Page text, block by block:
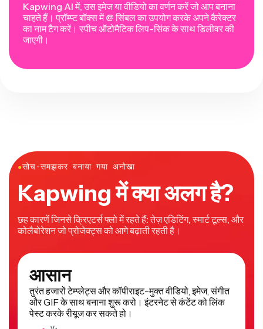
Kapwing AI में, उस इमेज या वीडियो का वर्णन करें जो आप बनाना
चाहते हैं। प्रॉम्प्ट बॉक्स में @ सिंबल का उपयोग करके अपने कैरेक्टर
का नाम टैग करें। स्पीच ऑटोमैटिक लिप-सिंक के साथ डिलीवर की
जाएगी।
●सोच-समझकर बनाया गया अनोखा
Kapwing में क्या अलग है?
छह कारणें जिनसे क्रिएटर्स फ्लो में रहते हैं: तेज़ एडिटिंग, स्मार्ट टूल्स, और
कोलैबोरेशन जो प्रोजेक्ट्स को आगे बढ़ाती रहती है।
आसान
तुरंत हजारों टेम्प्लेट्स और कॉपीराइट-मुक्त वीडियो, इमेज, संगीत
और GIF के साथ बनाना शुरू करो। इंटरनेट से कंटेंट को लिंक
पेस्ट करके रीयूज कर सकते हो।